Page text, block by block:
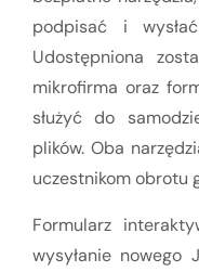
podpisać i
Udostępniona
mikrofirma oraz
służyć do
plików. Oba
uczestnikom obrotu
Formularz
wysyłanie nowego